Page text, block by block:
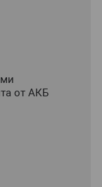
от АКБ